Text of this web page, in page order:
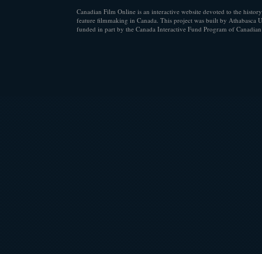
Canadian Film Online is an interactive website devoted to the
feature filmmaking in Canada. This project was built by Athabasca
funded in part by the Canada Interactive Fund Program of